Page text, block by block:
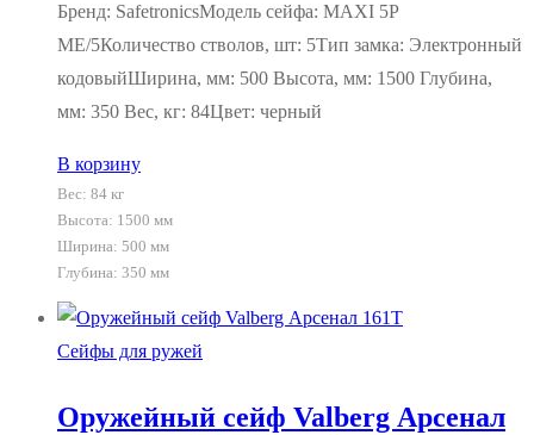
Бренд: SafetronicsМодель сейфа: MAXI 5P
ME/5Количество стволов, шт: 5Тип замка: Электронный
кодовыйШирина, мм: 500 Высота, мм: 1500 Глубина,
мм: 350 Вес, кг: 84Цвет: черный
В корзину
Вес: 84 кг
Высота: 1500 мм
Ширина: 500 мм
Глубина: 350 мм
Сейфы для ружей
Оружейный сейф Valberg Арсенал